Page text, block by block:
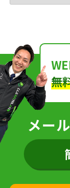
無
メー